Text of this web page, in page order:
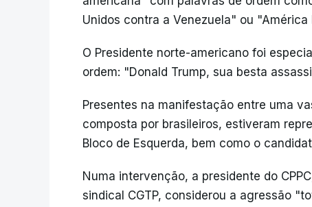
Unidos contra a Venezuela" ou
O Presidente norte-americano foi
ordem: "Donald Trump, sua besta
Presentes na manifestação entre uma
composta por brasileiros, estiveram
Bloco de Esquerda, bem como o
Numa intervenção, a presidente do
sindical CGTP, considerou a agressão